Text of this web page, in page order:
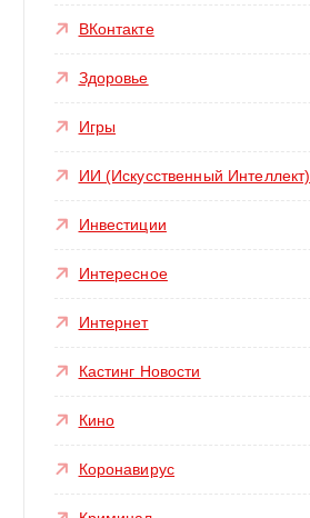
ВКонтакте
Здоровье
Игры
ИИ (Искусственный Интеллект)
Инвестиции
Интересное
Интернет
Кастинг Новости
Кино
Коронавирус